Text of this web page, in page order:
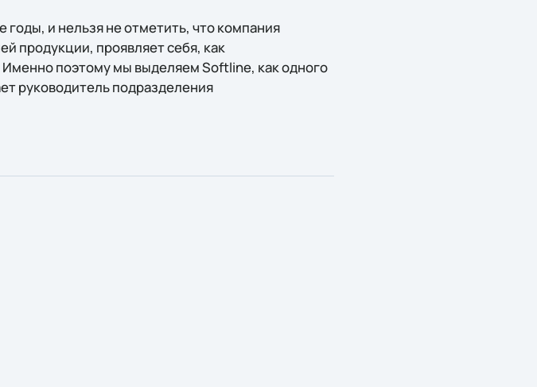
и нельзя не отметить, что компания
продукции, проявляет себя, как
поэтому мы выделяем Softline, как одного
руководитель подразделения